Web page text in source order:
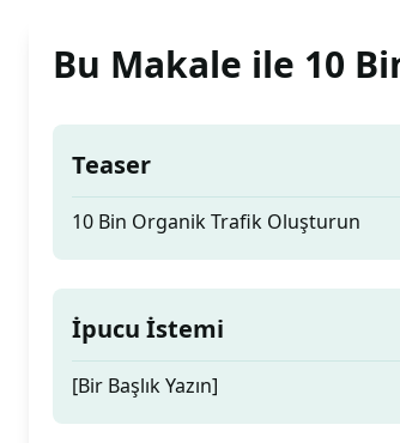
Bu Makale ile 10
Teaser
10 Bin Organik Trafik Oluşturun
İpucu İstemi
[Bir Başlık Yazın]